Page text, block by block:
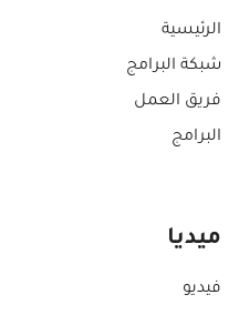
الرئيسية
شبكة البرامج
فريق العمل
البرامج
ميديا
فيديو